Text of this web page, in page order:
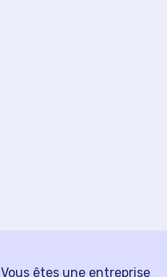
Vous êtes une entreprise